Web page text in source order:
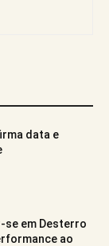
data e
se em Desterro
ao